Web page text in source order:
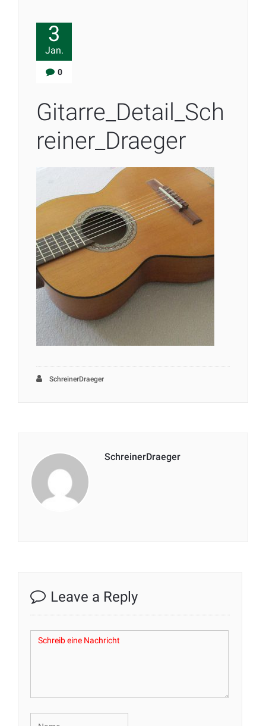
3
Jan.
0
Gitarre_Detail_Sch
reiner_Draeger
SchreinerDraeger
SchreinerDraeger
Leave a Reply